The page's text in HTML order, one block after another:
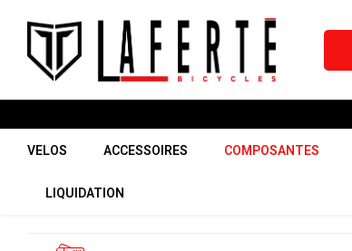
VELOS ACCESSOIRES COMPOSANTES
LIQUIDATION